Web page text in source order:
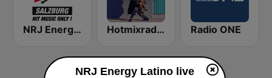
NRJ Energy Salzburg Hotmixradio Latino Radio ONE
NRJ Energy Latino live